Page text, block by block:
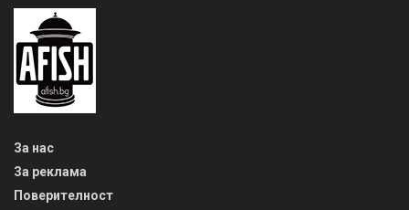
За нас
За реклама
Поверителност